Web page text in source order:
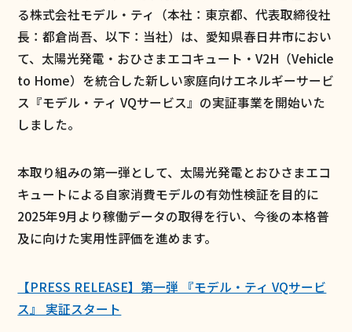
る株式会社モデル・ティ（本社：東京都、代表取締役社
長：都倉尚吾、以下：当社）は、愛知県春日井市におい
て、太陽光発電・おひさまエコキュート・V2H（Vehicle
to Home）を統合した新しい家庭向けエネルギーサービ
ス『モデル・ティ VQサービス』の実証事業を開始いた
しました。
本取り組みの第一弾として、太陽光発電とおひさまエコ
キュートによる自家消費モデルの有効性検証を目的に
2025年9月より稼働データの取得を行い、今後の本格普
及に向けた実用性評価を進めます。
【PRESS RELEASE】第一弾 『モデル・ティ VQサービ
ス』 実証スタート